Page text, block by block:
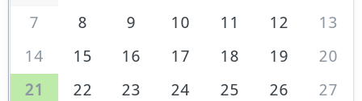
7
8 9 10 11 12
13
14
15 16 17 18 19
20
21
22 23 24 25 26
27